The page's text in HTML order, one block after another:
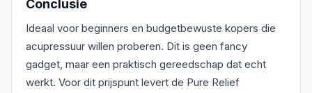
Conclusie
Ideaal voor beginners en budgetbewuste kopers die
acupressuur willen proberen. Dit is geen fancy
gadget, maar een praktisch gereedschap dat echt
werkt. Voor dit prijspunt levert de Pure Relief